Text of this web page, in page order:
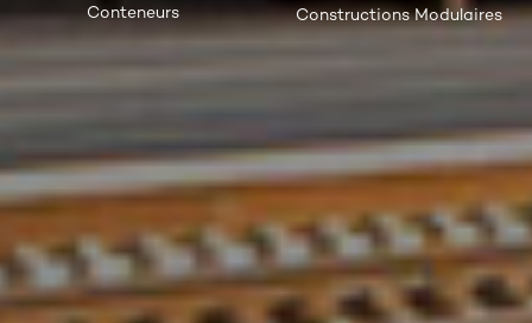
Conteneurs Constructions Modulaires